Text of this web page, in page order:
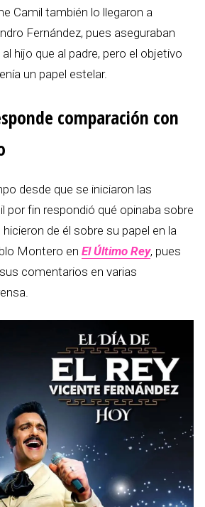
Camil también lo llegaron a
Fernández, pues aseguraban
hijo que al padre, pero el objetivo
un papel estelar.
comparación con
desde que se iniciaron las
por fin respondió qué opinaba sobre
de él sobre su papel en la
Montero en El Último Rey, pues
comentarios en varias